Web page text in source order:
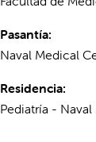
Pasantía:
Naval Medical
Residencia:
Pediatría -